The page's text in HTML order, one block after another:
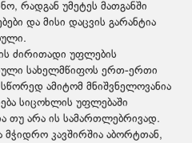
რადგან უმეტეს მათგანში
და მისი დაცვის გარანტია
ძირითადი უფლების
სახელმწიფოს ერთ-ერთი
ამიტომ მნიშვნელოვანია
სიცოხლის უფლებაში
თუ არა ის სამართლებრივად.
კავშირშია აბორტთან,